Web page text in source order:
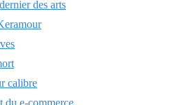
des arts
calibre
du e-commerce